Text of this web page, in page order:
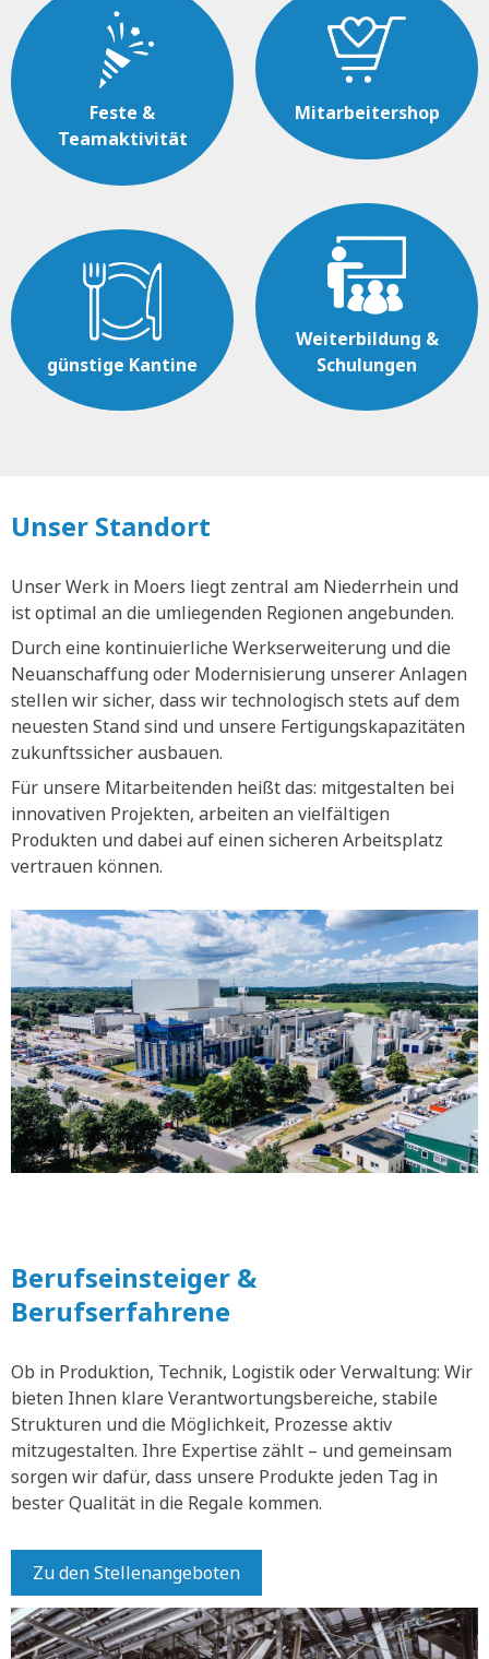
Feste &
Teamaktivität
günstige Kantine
Mitarbeitershop
Weiterbildung &
Schulungen
Unser Standort
Unser Werk in Moers liegt zentral am Niederrhein und
ist optimal an die umliegenden Regionen angebunden.
Durch eine kontinuierliche Werkserweiterung und die
Neuanschaffung oder Modernisierung unserer Anlagen
stellen wir sicher, dass wir technologisch stets auf dem
neuesten Stand sind und unsere Fertigungskapazitäten
zukunftssicher ausbauen.
Für unsere Mitarbeitenden heißt das: mitgestalten bei
innovativen Projekten, arbeiten an vielfältigen
Produkten und dabei auf einen sicheren Arbeitsplatz
vertrauen können.
Berufseinsteiger &
Berufserfahrene
Ob in Produktion, Technik, Logistik oder Verwaltung: Wir
bieten Ihnen klare Verantwortungsbereiche, stabile
Strukturen und die Möglichkeit, Prozesse aktiv
mitzugestalten. Ihre Expertise zählt – und gemeinsam
sorgen wir dafür, dass unsere Produkte jeden Tag in
bester Qualität in die Regale kommen.
Zu den Stellenangeboten